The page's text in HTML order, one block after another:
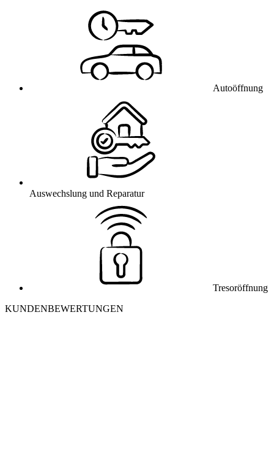
Autoöffnung
Auswechslung und Reparatur
Tresoröffnung
KUNDENBEWERTUNGEN